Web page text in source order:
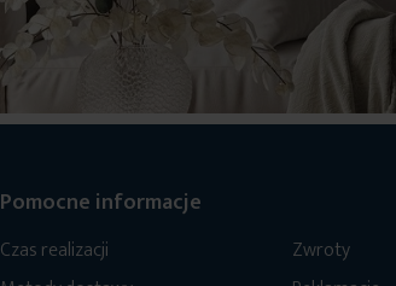
Pomocne informacje
Czas realizacji
Zwroty